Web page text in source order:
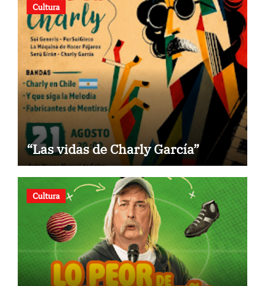
Cultura
“Las vidas de Charly García”
Cultura